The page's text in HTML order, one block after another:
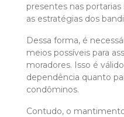
presentes nas
as estratégias dos
Dessa forma, é
meios possíveis para
moradores. Isso é
dependência quanto
condôminos.
Contudo, o